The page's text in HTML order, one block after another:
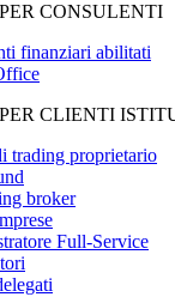
CONSULENTI
finanziari abilitati
CLIENTI
trading proprietario
broker
Full-Service